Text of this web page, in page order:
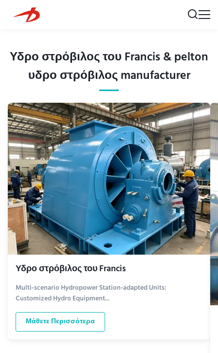
Υδρο στρόβιλος του Francis & pelton
υδρο στρόβιλος manufacturer
Υδρο στρόβιλος του Francis
Multi-scenario Hydropower Station-adapted Units:
Customized Hydro Equipment...
Μάθετε Περισσότερα